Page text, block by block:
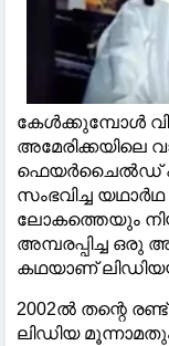
കേള്‍ക്കുമ്പോള്‍
അമേരിക്കയിലെ
ഫെയർചൈല്‍ഡ്
സംഭവിച്ച
ലോകത്തെയും
അമ്പരപ്പിച്ച ഒരു
കഥയാണ്
2002ല്‍ തന്റെ
ലിഡിയ